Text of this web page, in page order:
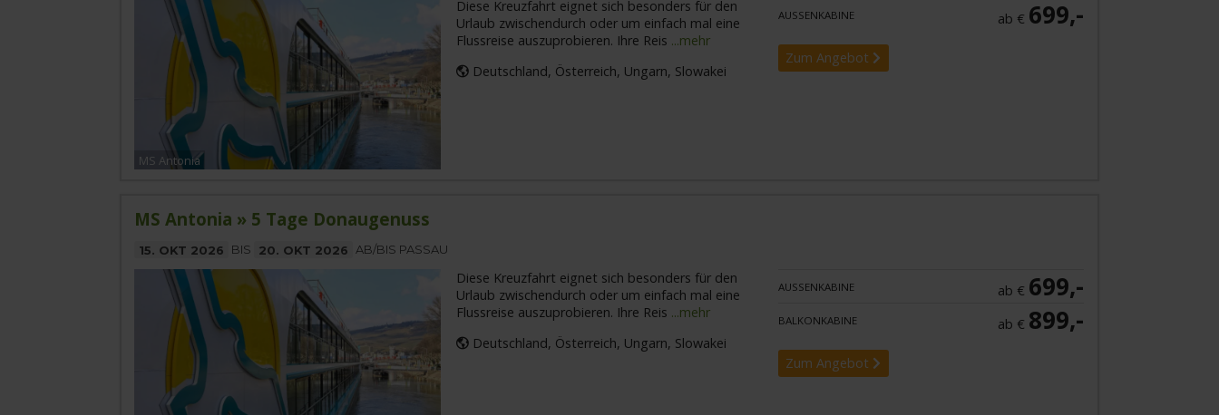
MS Antonia
Diese Kreuzfahrt eignet sich besonders für den
Urlaub zwischendurch oder um einfach mal eine
Flussreise auszuprobieren. Ihre Reis ...mehr
Deutschland, Österreich, Ungarn, Slowakei
AUSSENKABINE ab € 699,-
Zum Angebot
MS Antonia » 5 Tage Donaugenuss
15. OKT 2026 BIS 20. OKT 2026 AB/BIS PASSAU
Diese Kreuzfahrt eignet sich besonders für den
Urlaub zwischendurch oder um einfach mal eine
Flussreise auszuprobieren. Ihre Reis ...mehr
Deutschland, Österreich, Ungarn, Slowakei
AUSSENKABINE ab € 699,-
BALKONKABINE ab € 899,-
Zum Angebot